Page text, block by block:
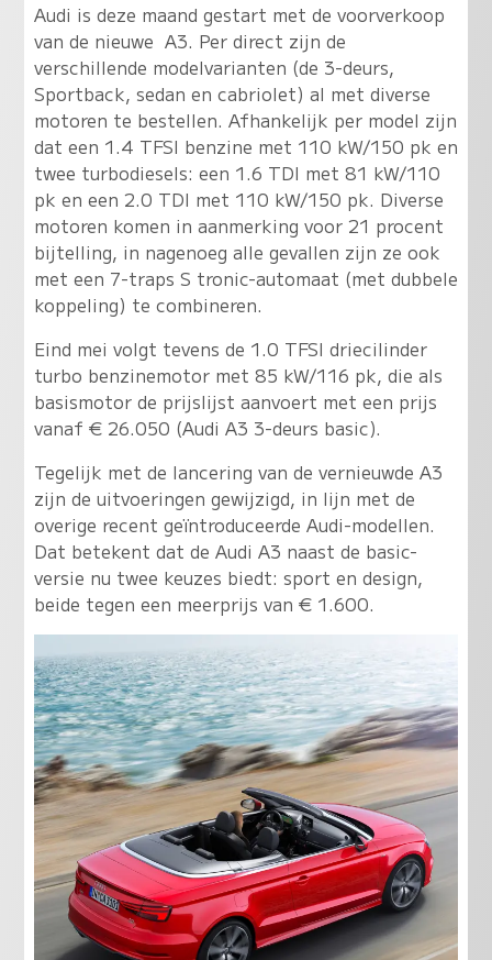
Audi is deze maand gestart met de voorverkoop
van de nieuwe A3. Per direct zijn de
verschillende modelvarianten (de 3-deurs,
Sportback, sedan en cabriolet) al met diverse
motoren te bestellen. Afhankelijk per model zijn
dat een 1.4 TFSI benzine met 110 kW/150 pk en
twee turbodiesels: een 1.6 TDI met 81 kW/110
pk en een 2.0 TDI met 110 kW/150 pk. Diverse
motoren komen in aanmerking voor 21 procent
bijtelling, in nagenoeg alle gevallen zijn ze ook
met een 7-traps S tronic-automaat (met dubbele
koppeling) te combineren.
Eind mei volgt tevens de 1.0 TFSI driecilinder
turbo benzinemotor met 85 kW/116 pk, die als
basismotor de prijslijst aanvoert met een prijs
vanaf € 26.050 (Audi A3 3-deurs basic).
Tegelijk met de lancering van de vernieuwde A3
zijn de uitvoeringen gewijzigd, in lijn met de
overige recent geïntroduceerde Audi-modellen.
Dat betekent dat de Audi A3 naast de basic-
versie nu twee keuzes biedt: sport en design,
beide tegen een meerprijs van € 1.600.